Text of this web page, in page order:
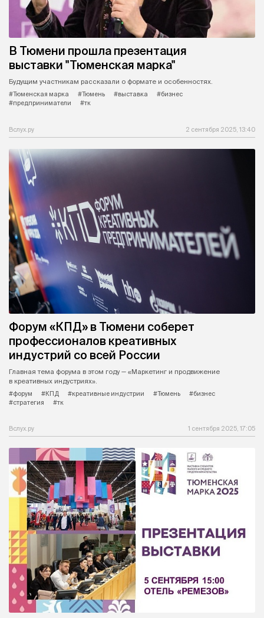
В Тюмени прошла презентация
выставки "Тюменская марка"
Будущим участникам рассказали о формате и особенностях.
#Тюменская марка
#Тюмень #выставка
#бизнес
#предприниматели
#тк
Вслух.ру 2 сентября 2025, 13:40
Форум «КПД» в Тюмени соберет
профессионалов креативных
индустрий со всей России
Главная тема форума в этом году — «Маркетинг и продвижение
в креативных индустриях».
#форум
#КПД #креативные индустрии #Тюмень
#бизнес
#стратегия
#тк
Вслух.ру 1 сентября 2025, 17:05